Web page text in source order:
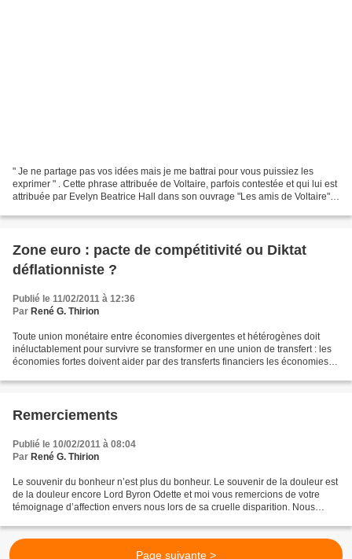
" Je ne partage pas vos idées mais je me battrai pour vous puissiez les
exprimer " . Cette phrase attribuée de Voltaire, parfois contestée et qui lui est
attribuée par Evelyn Beatrice Hall dans son ouvrage "Les amis de Voltaire"
Zone euro : pacte de compétitivité ou Diktat
déflationniste ?
Publié le 11/02/2011 à 12:36
Par René G. Thirion
Toute union monétaire entre économies divergentes et hétérogènes doit
inéluctablement pour survivre se transformer en une union de transfert : les
économies fortes doivent aider par des transferts financiers les économies
Remerciements
Publié le 10/02/2011 à 08:04
Par René G. Thirion
Le souvenir du bonheur n’est plus du bonheur. Le souvenir de la douleur est
de la douleur encore Lord Byron Odette et moi vous remercions de votre
témoignage d’affection envers nous lors de sa cruelle disparition. Nous
Page suivante >